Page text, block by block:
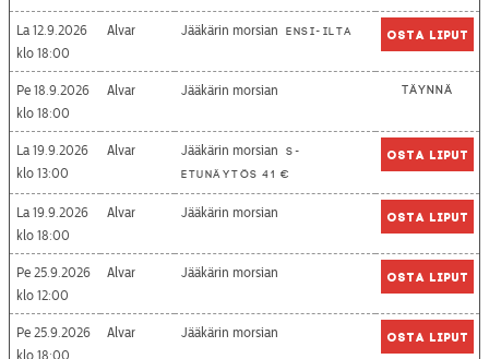
La 12.9.2026
18:00
Alvar Jääkärin morsian Ensi-ilta Osta liput
Pe 18.9.2026
18:00
Alvar Jääkärin morsian Täynnä
La 19.9.2026
13:00
Alvar Jääkärin morsian
S-
etunäytös 41 €
Osta liput
La 19.9.2026
18:00
Alvar Jääkärin morsian Osta liput
Pe 25.9.2026
12:00
Alvar Jääkärin morsian Osta liput
Pe 25.9.2026
18:00
Alvar Jääkärin morsian Osta liput